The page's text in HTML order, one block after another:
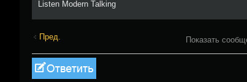
Listen Modern Talking
Пред. Показать
Ответить